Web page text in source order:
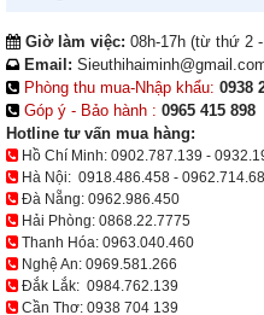
Giờ làm việc: 08h-17h (từ thứ 2
Email:
Phòng thu mua-Nhập khẩu: 0938
Góp ý - Bảo hành : 0965 415 898
Hotline tư vấn mua hàng:
Hồ Chí Minh: 0902.787.139 -
Hà Nội: 0918.486.458 -
Đà Nẵng: 0962.986.450
Hải Phòng: 0868.22.7775
Thanh Hóa: 0963.040.460
Nghệ An: 0969.581.266
Đắk Lắk: 0984.762.139
Cần Thơ: 0938 704 139